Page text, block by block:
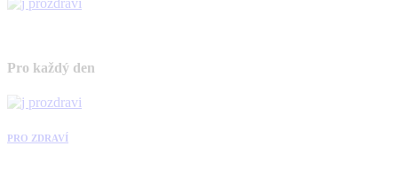
Pro každý den
PRO ZDRAVÍ